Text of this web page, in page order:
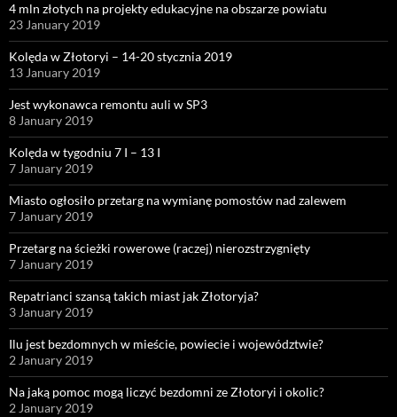
4 mln złotych na projekty edukacyjne na obszarze powiatu
23 January 2019
Kolęda w Złotoryi – 14-20 stycznia 2019
13 January 2019
Jest wykonawca remontu auli w SP3
8 January 2019
Kolęda w tygodniu 7 I – 13 I
7 January 2019
Miasto ogłosiło przetarg na wymianę pomostów nad zalewem
7 January 2019
Przetarg na ścieżki rowerowe (raczej) nierozstrzygnięty
7 January 2019
Repatrianci szansą takich miast jak Złotoryja?
3 January 2019
Ilu jest bezdomnych w mieście, powiecie i województwie?
2 January 2019
Na jaką pomoc mogą liczyć bezdomni ze Złotoryi i okolic?
2 January 2019